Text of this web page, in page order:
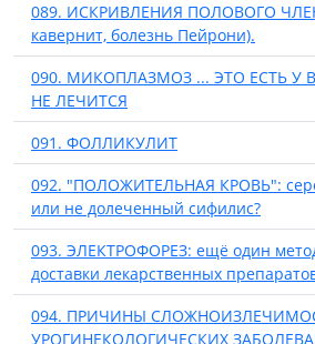
089. ИСКРИВЛЕНИЯ ПОЛОВОГО
кавернит, болезнь Пейрони).
090. МИКОПЛАЗМОЗ ... ЭТО ЕСТЬ У
НЕ ЛЕЧИТСЯ
091. ФОЛЛИКУЛИТ
092. "ПОЛОЖИТЕЛЬНАЯ КРОВЬ":
или не долеченный сифилис?
093. ЭЛЕКТРОФОРЕЗ: ещё один
доставки лекарственных
094. ПРИЧИНЫ
УРОГИНЕКОЛОГИЧЕСКИХ